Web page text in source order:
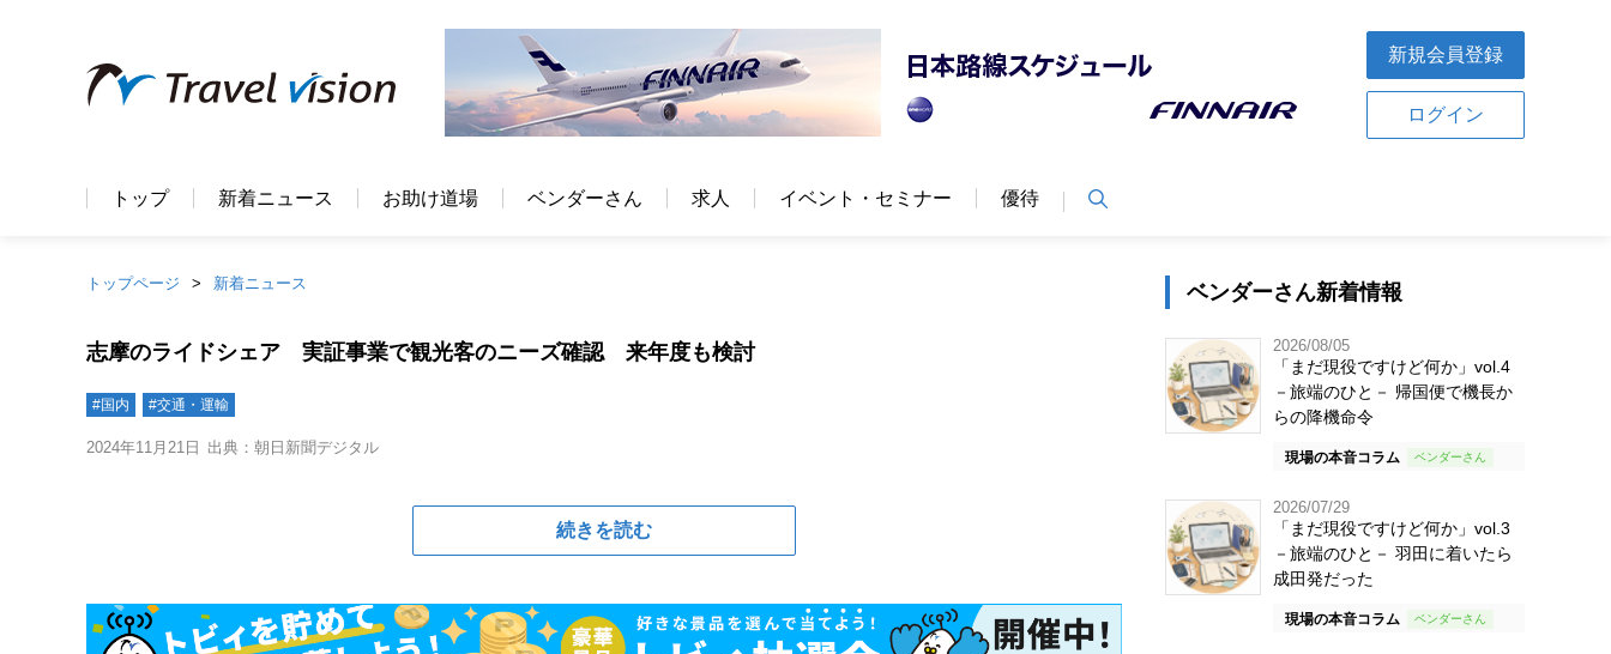
新規会員登録
ログイン
トップ 新着ニュース お助け道場 ベンダーさん 求人 イベント・セミナー 優待
トップページ 新着ニュース
志摩のライドシェア 実証事業で観光客のニーズ確認 来年度も検討
#国内 #交通・運輸
2024年11月21日 出典：朝日新聞デジタル
続きを読む
ベンダーさん新着情報
2026/08/05
「まだ現役ですけど何か」vol.4
－旅端のひと－ 帰国便で機長か
らの降機命令
現場の本音コラム
2026/07/29
「まだ現役ですけど何か」vol.3
－旅端のひと－ 羽田に着いたら
成田発だった
現場の本音コラム